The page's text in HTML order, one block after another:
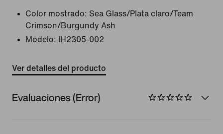
Color mostrado: Sea Glass/Plata claro/Team
Crimson/Burgundy Ash
Modelo:
IH2305-002
Ver detalles del producto
Evaluaciones (Error)